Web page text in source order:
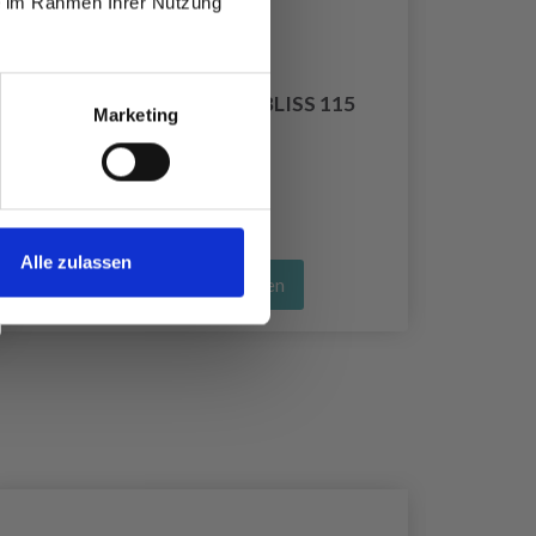
Marketing
Alle zulassen
LINDEHOBBY MERINO BLISS 115
EUR 5.90
Alle Optionen ansehen